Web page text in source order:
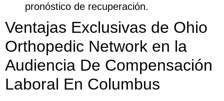
pronóstico de recuperación.
Ventajas Exclusivas de Ohio
Orthopedic Network en la
Audiencia De Compensación
Laboral En Columbus